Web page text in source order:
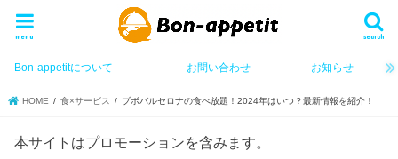
search
menu
Bon-appetitについて お問い合わせ お知らせ
HOME 食×サービス ブボバルセロナの食べ放題！2024年はいつ？最新情報を紹介！
本サイトはプロモーションを含みます。